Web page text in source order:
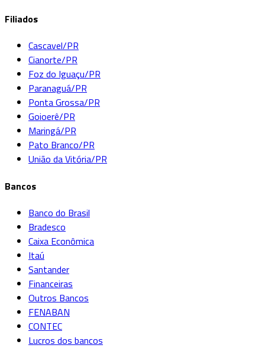
Filiados
Cascavel/PR
Cianorte/PR
Foz do Iguaçu/PR
Paranaguá/PR
Ponta Grossa/PR
Goioerê/PR
Maringá/PR
Pato Branco/PR
União da Vitória/PR
Bancos
Banco do Brasil
Bradesco
Caixa Econômica
Itaú
Santander
Financeiras
Outros Bancos
FENABAN
CONTEC
Lucros dos bancos